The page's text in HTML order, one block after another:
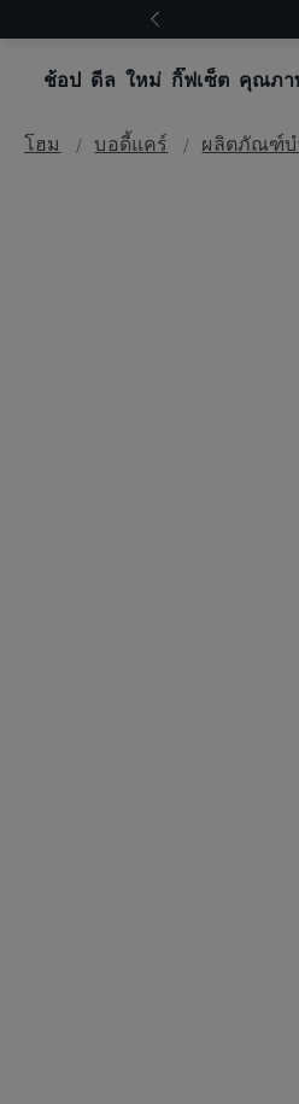
ช้อป ดีล ใหม่ กิ๊ฟเซ็ต คุณภา
โฮม บอดี้แคร์ ผลิตภัณฑ์บ